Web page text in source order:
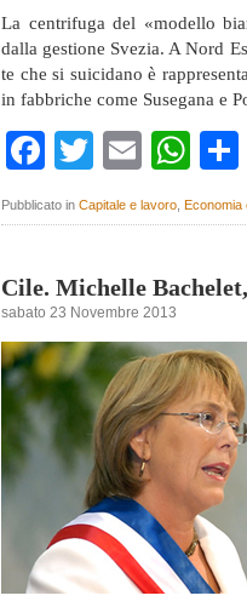
La centrifuga del «modello
dalla gestione Svezia. A Nord
te che si suicidano è
in fabbriche come Susegana e
Facebook
TwitterEmail
Pubblicato in Capitale e lavoro Economia
Cile. Michelle
sabato 23 Novembre 2013